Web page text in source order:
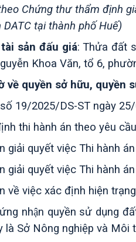
Chứng thư thẩm định
DATC tại thành phố Huế)
sản đấu giá: Thửa đất
Khoa Văn, tổ 6,
về quyền sở hữu, quyền
19/2025/DS-ST ngày
thi hành án theo yêu
giải quyết việc Thi hành
giải quyết việc Thi hành
về việc xác định hiện
nhận quyền sử dụng
là Sở Nông nghiệp và